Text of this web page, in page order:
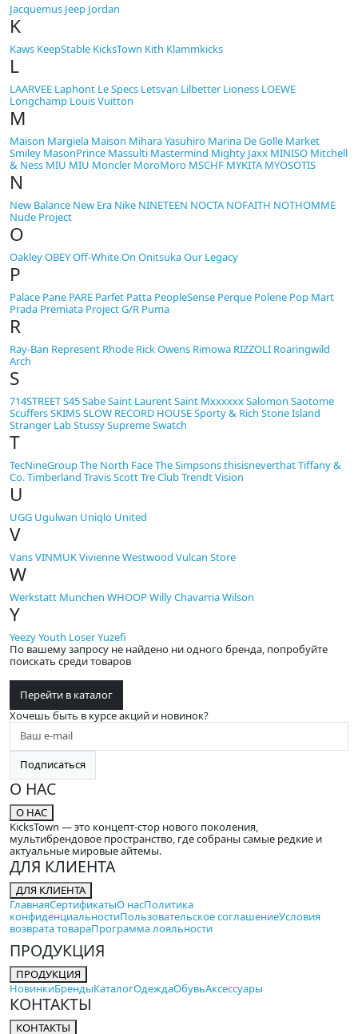
Jacquemus Jeep Jordan
K
Kaws KeepStable KicksTown Kith Klammkicks
L
LAARVEE Laphont Le Specs Letsvan Lilbetter Lioness LOEWE
Longchamp Louis Vuitton
M
Maison Margiela Maison Mihara Yasuhiro Marina De Golle Market
Smiley MasonPrince Massulti Mastermind Mighty Jaxx MINISO Mitchell
& Ness MIU MIU Moncler MoroMoro MSCHF MYKITA MYOSOTIS
N
New Balance New Era Nike NINETEEN NOCTA NOFAITH NOTHOMME
Nude Project
O
OakleyOBEYOff-WhiteOn OnitsukaOur Legacy
P
Palace Pane PARE Parfet Patta PeopleSense Perque Polene Pop Mart
Prada Premiata Project G/R Puma
R
Ray-Ban Represent Rhode Rick Owens Rimowa RIZZOLI Roaringwild
Arch
S
714STREETS45SabeSaint LaurentSaint MxxxxxxSalomon Saotome
ScuffersSKIMSSLOW RECORD HOUSESporty & Rich Stone Island
Stranger LabStussySupremeSwatch
T
TecNineGroupThe North FaceThe SimpsonsthisisneverthatTiffany &
Co.Timberland Travis ScottTre ClubTrendt Vision
U
UGG Ugulwan Uniqlo United
V
VansVINMUKVivienne Westwood Vulcan Store
W
Werkstatt Munchen WHOOPWilly ChavarriaWilson
Y
YeezyYouth LoserYuzefi
По вашему запросу не найдено ни одного бренда, попробуйте
поискать среди товаров
Перейти в каталог
Хочешь быть в курсе акций и новинок?
Подписаться
О НАС
О НАС
KicksTown — это концепт-стор нового поколения,
мультибрендовое пространство, где собраны самые редкие и
актуальные мировые айтемы.
ДЛЯ КЛИЕНТА
ДЛЯ КЛИЕНТА
ГлавнаяСертификатыО насПолитика
конфиденциальностиПользовательское соглашениеУсловия
возврата товараПрограмма лояльности
ПРОДУКЦИЯ
ПРОДУКЦИЯ
НовинкиБрендыКаталогОдеждаОбувьАксессуары
КОНТАКТЫ
КОНТАКТЫ